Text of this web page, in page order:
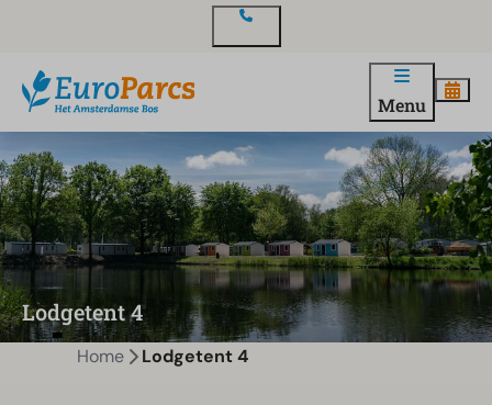
Menu
Lodgetent 4
Home Lodgetent 4